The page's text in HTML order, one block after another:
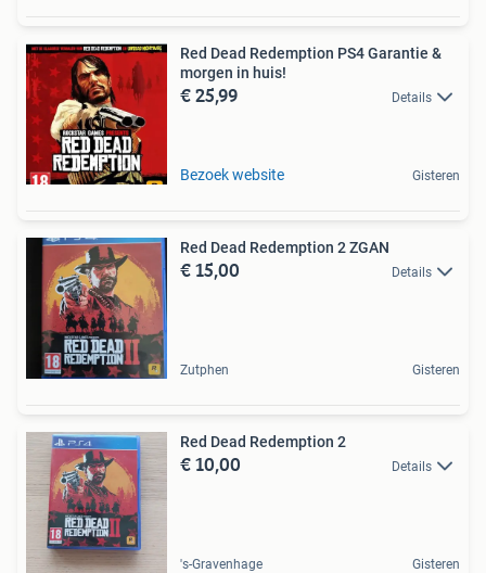
Red Dead Redemption PS4 Garantie &
morgen in huis!
€ 25,99 Details
Bezoek website Gisteren
Red Dead Redemption 2 ZGAN
€ 15,00 Details
Zutphen Gisteren
Red Dead Redemption 2
€ 10,00 Details
's-Gravenhage Gisteren